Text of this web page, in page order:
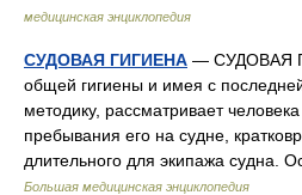
медицинская энциклопедия
СУДОВАЯ ГИГИЕНА — СУДОВАЯ
общей гигиены и имея с
методику, рассматривает
пребывания его на судне,
длительного для экипажа
Большая медицинская энциклопедия